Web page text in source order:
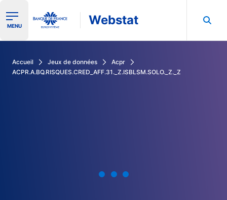
Ouvrir le menu de navigation
MENU Webstat
Accueil Jeux de données
Acpr
ACPR.A.BQ.RISQUES.CRED_AFF.31._Z.ISBLSM.SOLO._Z._Z